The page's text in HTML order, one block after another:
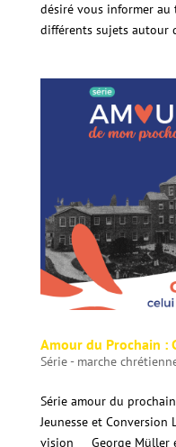
désiré vous informer au
différents sujets autour
Amour du Prochain :
Série - marche
Série amour du
Jeunesse et
vision George Müller